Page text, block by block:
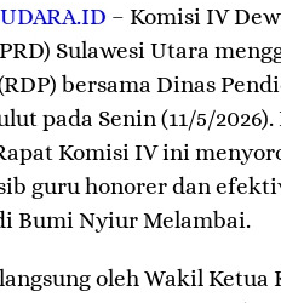
– Komisi IV
Sulawesi Utara
bersama Dinas
pada Senin (11/5/
Komisi IV ini
guru honorer dan
Bumi Nyiur Melambai.
oleh Wakil Ketua